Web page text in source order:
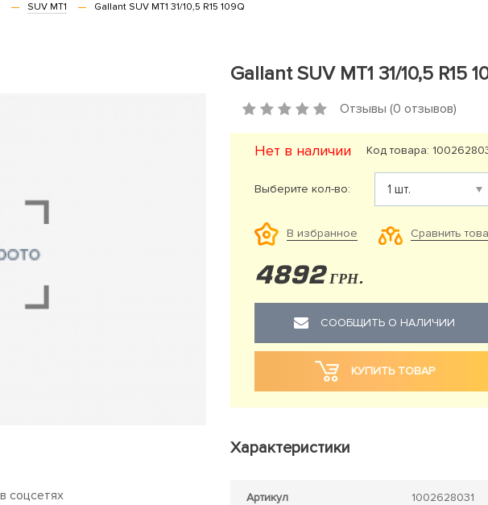
SUV MT1 Gallant SUV MT1 31/10,5 R15 109Q
соцсетях
Gallant SUV MT1 31/10,5 R15
Отзывы (0 отзывов)
Нет в наличии Код товара:
Выберите кол-во:
В избранное Сравнить
4892 ГРН.
СООБЩИТЬ О НАЛИЧИИ
КУПИТЬ ТОВАР
Характеристики
Артикул 1002628031